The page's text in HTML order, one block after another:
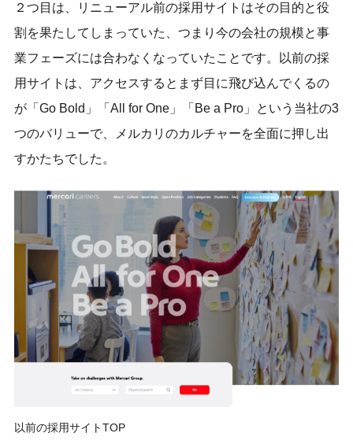
２つ目は、リニューアル前の採用サイトはその目的と役
割を果たしてしまっていた、つまり今の会社の規模と事
業フェーズには合わなくなっていたことです。以前の採
用サイトは、アクセスするとまず目に飛び込んでくるの
が「Go Bold」「All for One」「Be a Pro」という当社の3
つのバリューで、メルカリのカルチャーを全面に押し出
すかたちでした。
以前の採用サイトTOP